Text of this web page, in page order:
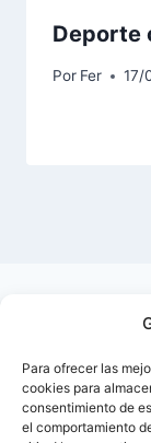
Para ofrecer las
cookies para
consentimiento de
el comportamiento
Deporte
Por Fer 17/